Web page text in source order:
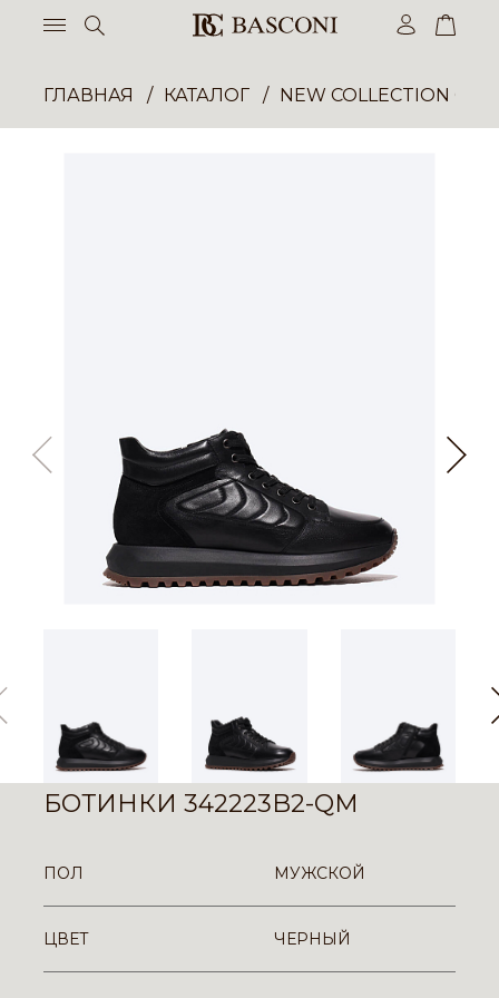
ГЛАВНАЯ КАТАЛОГ NEW COLLECTION
БОТИНКИ 342223B2-QM
ПОЛ МУЖСКОЙ
ЦВЕТ ЧЕРНЫЙ